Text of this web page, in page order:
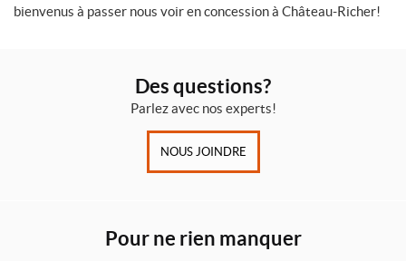
bienvenus à passer nous voir en concession à Château-Richer!
Des questions?
Parlez avec nos experts!
NOUS JOINDRE
Pour ne rien manquer